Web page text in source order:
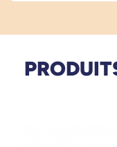
30/
A. Anonymous